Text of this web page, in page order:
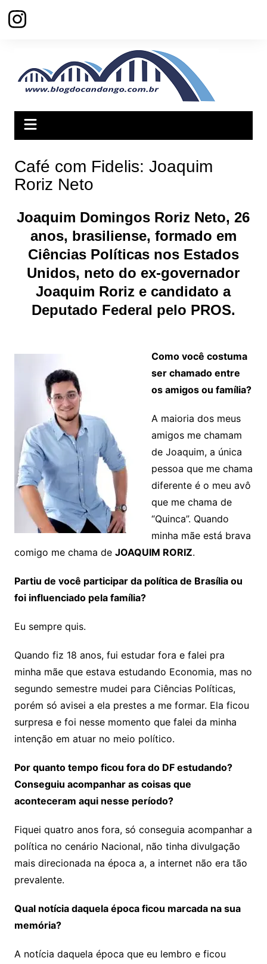
para
Café com Fidelis: Joaquim
Roriz Neto
Joaquim Domingos Roriz Neto, 26
anos, brasiliense, formado em
Ciências Políticas nos Estados
Unidos, neto do ex-governador
Joaquim Roriz e candidato a
Deputado Federal pelo PROS.
Como você costuma
ser chamado entre
os amigos ou família?
A maioria dos meus
amigos me chamam
de Joaquim, a única
pessoa que me chama
diferente é o meu avô
que me chama de
“Quinca”. Quando
minha mãe está brava
comigo me chama de JOAQUIM RORIZ.
Partiu de você participar da política de Brasília ou
foi influenciado pela família?
Eu sempre quis.
Quando fiz 18 anos, fui estudar fora e falei pra
minha mãe que estava estudando Economia, mas no
segundo semestre mudei para Ciências Políticas,
porém só avisei a ela prestes a me formar. Ela ficou
surpresa e foi nesse momento que falei da minha
intenção em atuar no meio político.
Por quanto tempo ficou fora do DF estudando?
Conseguiu acompanhar as coisas que
aconteceram aqui nesse período?
Fiquei quatro anos fora, só conseguia acompanhar a
política no cenário Nacional, não tinha divulgação
mais direcionada na época a, a internet não era tão
prevalente.
Qual notícia daquela época ficou marcada na sua
memória?
A notícia daquela época que eu lembro e ficou